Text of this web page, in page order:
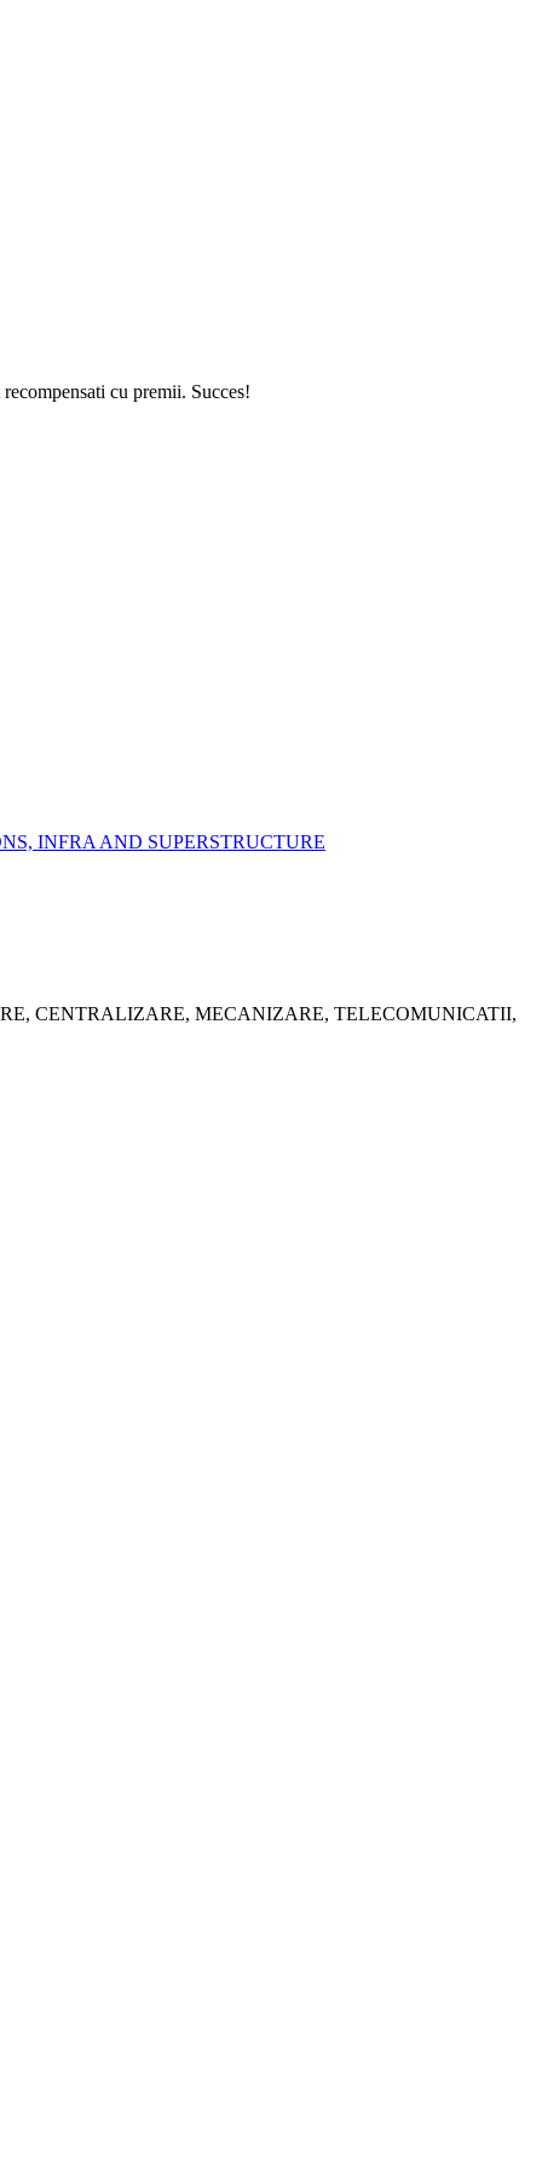
cu premii. Succes!
INFRA AND SUPERSTRUCTURE
CENTRALIZARE, MECANIZARE, TELECOMUNICATII,